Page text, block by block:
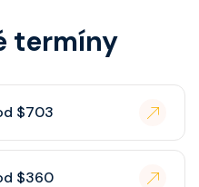
termíny
$703
$360